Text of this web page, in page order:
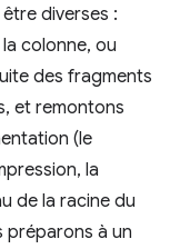
diverses :
colonne, ou
des fragments
et remontons
(le
la
de la racine du
à un